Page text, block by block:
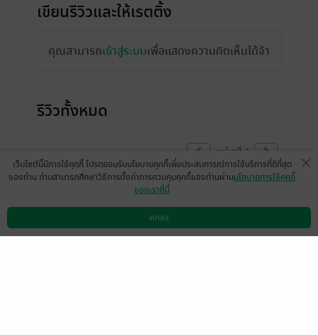
เขียนรีวิวและให้เรตติ้ง
คุณสามารถเข้าสู่ระบบเพื่อแสดงความคิดเห็นได้จ้า
รีวิวทั้งหมด
หน้าที่ 1
ดาวน์โหลดแอป วิธีการใช้งาน ติดต่อเรา
เว็บไซต์นี้มีการใช้คุกกี้ โปรดยอมรับนโยบายคุกกี้เพื่อประสบการณ์การใช้บริการที่ดีที่สุด
ของท่าน ท่านสามารถศึกษาวิธีการตั้งค่าการควบคุมคุกกี้ของท่านผ่านนโยบายการใช้คุกกี้
ของเราที่นี่
ตกลง